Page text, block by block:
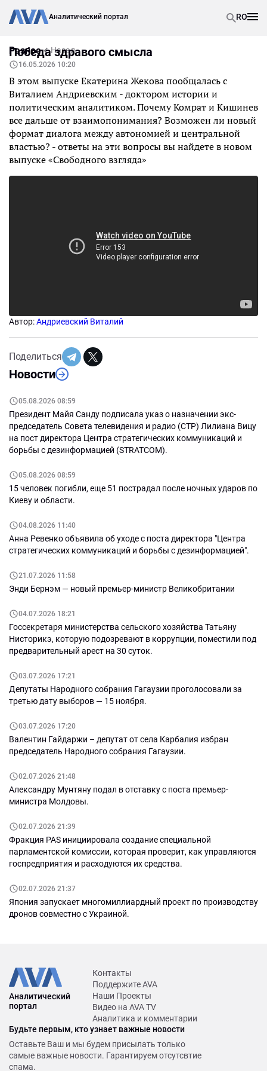
Аналитический портал RO
Разное Назад
Новости
05.08.2026 08:59
Президент Майя Санду подписала указ о назначении экс-
председатель Совета телевидения и радио (СТР) Лилиана Вицу
на пост директора Центра стратегических коммуникаций и
борьбы с дезинформацией (STRATCOM).
05.08.2026 08:59
15 человек погибли, еще 51 пострадал после ночных ударов по
Киеву и области.
04.08.2026 11:40
Анна Ревенко объявила об уходе с поста директора "Центра
стратегических коммуникаций и борьбы с дезинформацией".
21.07.2026 11:58
Энди Бернэм — новый премьер-министр Великобритании
04.07.2026 18:21
Госсекретаря министерства сельского хозяйства Татьяну
Нисторикэ, которую подозревают в коррупции, поместили под
предварительный арест на 30 суток.
03.07.2026 17:21
Депутаты Народного собрания Гагаузии проголосовали за
третью дату выборов — 15 ноября.
03.07.2026 17:20
Валентин Гайдаржи – депутат от села Карбалия избран
председатель Народного собрания Гагаузии.
02.07.2026 21:48
Александру Мунтяну подал в отставку с поста премьер-
министра Молдовы.
02.07.2026 21:39
Фракция PAS инициировала создание специальной
парламентской комиссии, которая проверит, как управляются
госпредприятия и расходуются их средства.
02.07.2026 21:37
Япония запускает многомиллиардный проект по производству
дронов совместно с Украиной.
Победа здравого смысла
16.05.2026 10:20
В этом выпуске Екатерина Жекова пообщалась с
Виталием Андриевским - доктором истории и
политическим аналитиком. Почему Комрат и Кишинев
все дальше от взаимопонимания? Возможен ли новый
формат диалога между автономией и центральной
властью? - ответы на эти вопросы вы найдете в новом
выпуске «Свободного взгляда»
Автор:Андриевский Виталий
Поделиться
Аналитический
портал
Контакты
Поддержите AVA
Наши Проекты
Видео на AVA TV
Аналитика и комментарии
Будьте первым, кто узнает важные новости
Оставьте Ваш и мы будем присылать только
самые важные новости. Гарантируем отсутсвтие
спама.